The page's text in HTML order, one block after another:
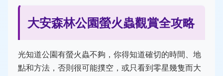
大安森林公園螢火蟲觀賞全攻略
光知道公園有螢火蟲不夠，你得知道確切的時間、地
點和方法，否則很可能撲空，或只看到零星幾隻而大